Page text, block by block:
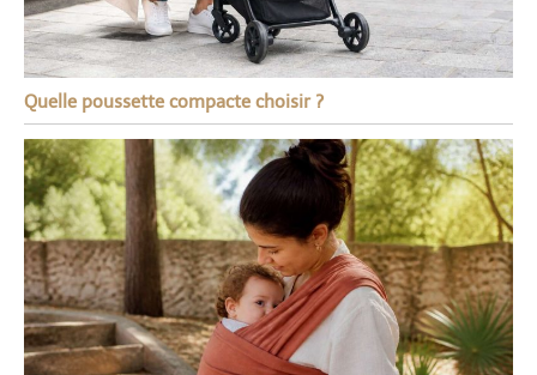
Quelle poussette compacte choisir ?